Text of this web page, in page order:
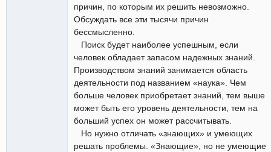
причин, по которым их решить невозможно.
Обсуждать все эти тысячи причин
бессмысленно.
Поиск будет наиболее успешным, если
человек обладает запасом надежных знаний.
Производством знаний занимается область
деятельности под названием «наука». Чем
больше человек приобретает знаний, тем выше
может быть его уровень деятельности, тем на
больший успех он может рассчитывать.
Но нужно отличать «знающих» и умеющих
решать проблемы. «Знающие», но не умеющие